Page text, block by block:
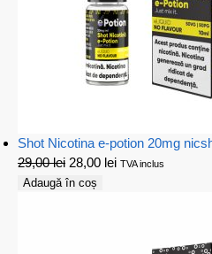
Shot Nicotina e-potion 20mg
29,00lei 28,00 lei TVA inclus
Adaugă în coș